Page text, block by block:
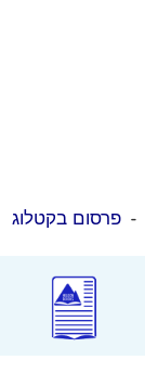
-פרסום בקטלוג